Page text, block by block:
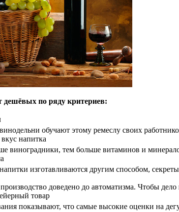
дешёвых по ряду критериев:
обучают этому ремеслу своих
напитка
виноградники, тем больше витаминов и
изготавливаются другим способом,
доведено до автоматизма. Чтобы
товар
показывают, что самые высокие оценки на